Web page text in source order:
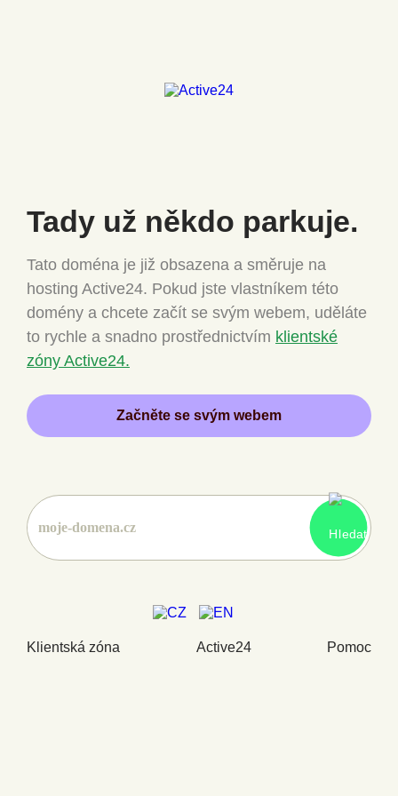
Tady už někdo parkuje.
Tato doména je již obsazena a směruje na
hosting Active24. Pokud jste vlastníkem této
domény a chcete začít se svým webem, uděláte
to rychle a snadno prostřednictvím klientské
zóny Active24.
Začněte se svým webem
Klientská zóna Active24 Pomoc